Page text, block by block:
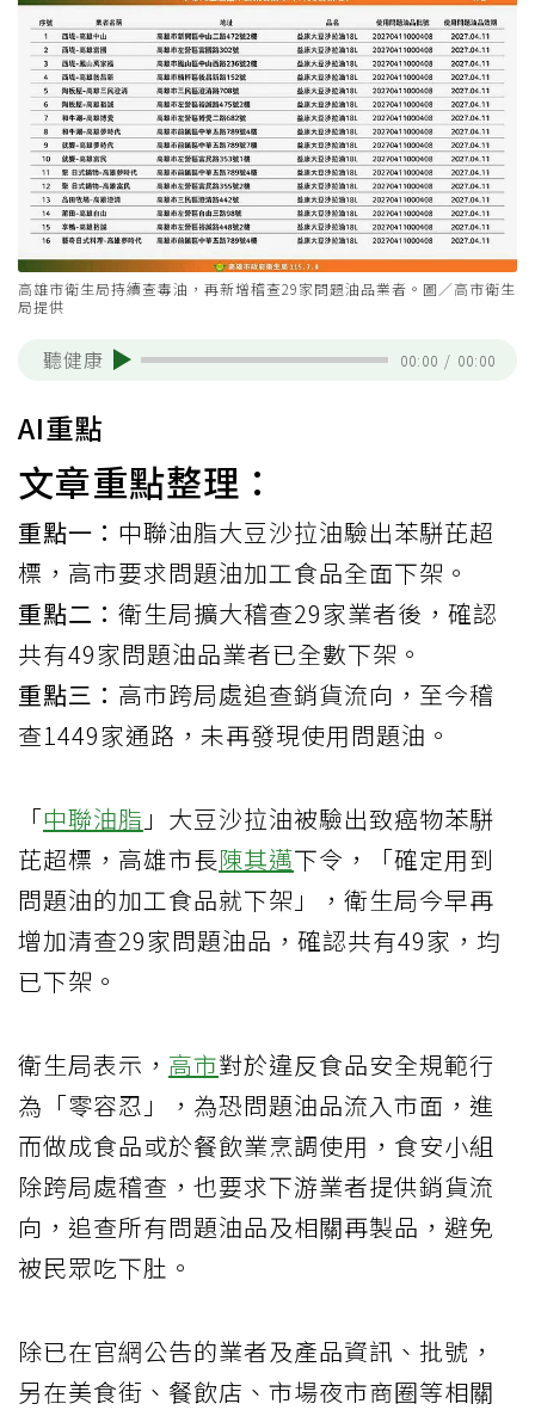
高雄市衛生局持續查毒油，再新增稽查29家問題油品業者。圖／高市衛生
局提供
聽健康 00:00 / 00:00
AI重點
文章重點整理：
重點一： 中聯油脂大豆沙拉油驗出苯駢芘超
標，高市要求問題油加工食品全面下架。
重點二： 衛生局擴大稽查29家業者後，確認
共有49家問題油品業者已全數下架。
重點三： 高市跨局處追查銷貨流向，至今稽
查1449家通路，未再發現使用問題油。
「中聯油脂 」大豆沙拉油被驗出致癌物苯駢
芘超標，高雄市長陳其邁下令，「確定用到
問題油的加工食品就下架」，衛生局今早再
增加清查29家問題油品，確認共有49家，均
已下架。
衛生局表示， 高市對於違反食品安全規範行
為「零容忍」，為恐問題油品流入市面，進
而做成食品或於餐飲業烹調使用，食安小組
除跨局處稽查，也要求下游業者提供銷貨流
向，追查所有問題油品及相關再製品，避免
被民眾吃下肚。
除已在官網公告的業者及產品資訊、批號，
另在美食街、餐飲店、市場夜市商圈等相關